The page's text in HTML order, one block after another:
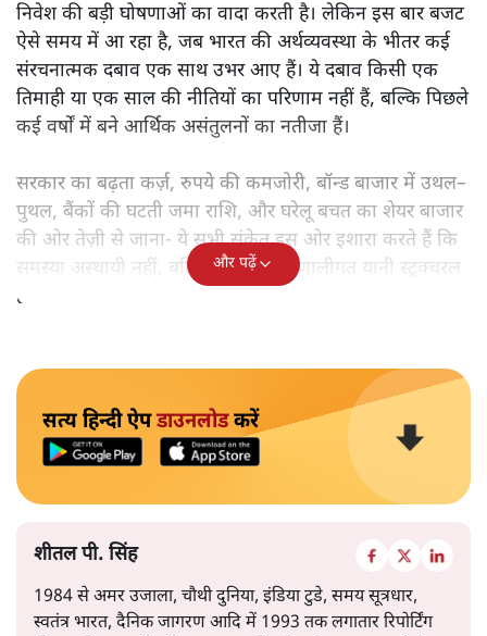
निवेश की बड़ी घोषणाओं का वादा करती है। लेकिन इस बार बजट
ऐसे समय में आ रहा है, जब भारत की अर्थव्यवस्था के भीतर कई
संरचनात्मक दबाव एक साथ उभर आए हैं। ये दबाव किसी एक
तिमाही या एक साल की नीतियों का परिणाम नहीं हैं, बल्कि पिछले
कई वर्षों में बने आर्थिक असंतुलनों का नतीजा हैं।
सरकार का बढ़ता कर्ज़, रुपये की कमजोरी, बॉन्ड बाजार में उथल–
पुथल, बैंकों की घटती जमा राशि, और घरेलू बचत का शेयर बाजार
की ओर तेज़ी से जाना- ये सभी संकेत इस ओर इशारा करते हैं कि
समस्या अस्थायी नहीं, बल्कि गहरी और प्रणालीगत यानी स्ट्रक्चरल
है।
और पढ़ें
सत्य हिन्दी ऐपडाउनलोडकरें
शीतल पी. सिंह
1984 से अमर उजाला, चौथी दुनिया, इंडिया टुडे, समय सूत्रधार,
स्वतंत्र भारत, दैनिक जागरण आदि में 1993 तक लगातार रिपोर्टिंग